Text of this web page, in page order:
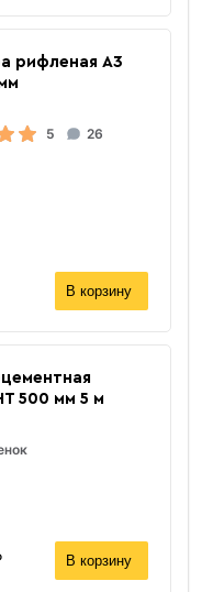
рифленая А3
5 26
В корзину
500 мм 5 м
В корзину